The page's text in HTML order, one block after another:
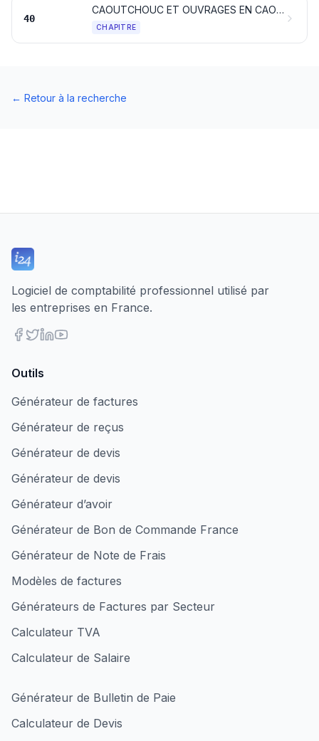
40
CAOUTCHOUC ET OUVRAGES EN CAOUTCHOUC
CHAPITRE
← Retour à la recherche
Logiciel de comptabilité professionnel utilisé par
les entreprises en France.
Outils
Générateur de factures
Générateur de reçus
Générateur de devis
Générateur de devis
Générateur d’avoir
Générateur de Bon de Commande France
Générateur de Note de Frais
Modèles de factures
Générateurs de Factures par Secteur
Calculateur TVA
Calculateur de Salaire
Générateur de Bulletin de Paie
Calculateur de Devis